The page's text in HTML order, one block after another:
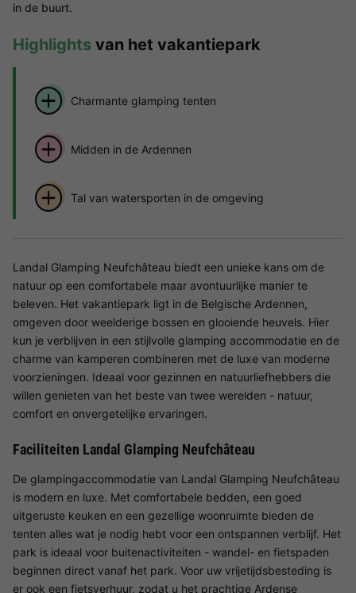
in de buurt.
Highlights van het vakantiepark
Charmante glamping tenten
Midden in de Ardennen
Tal van watersporten in de omgeving
Landal Glamping Neufchâteau biedt een unieke kans om de
natuur op een comfortabele maar avontuurlijke manier te
beleven. Het vakantiepark ligt in de Belgische Ardennen,
omgeven door weelderige bossen en glooiende heuvels. Hier
kun je verblijven in een stijlvolle glamping accommodatie en de
charme van kamperen combineren met de luxe van moderne
voorzieningen. Ideaal voor gezinnen en natuurliefhebbers die
willen genieten van het beste van twee werelden - natuur,
comfort en onvergetelijke ervaringen.
Faciliteiten Landal Glamping Neufchâteau
De glampingaccommodatie van Landal Glamping Neufchâteau
is modern en luxe. Met comfortabele bedden, een goed
uitgeruste keuken en een gezellige woonruimte bieden de
tenten alles wat je nodig hebt voor een ontspannen verblijf. Het
park is ideaal voor buitenactiviteiten - wandel- en fietspaden
beginnen direct vanaf het park. Voor uw vrijetijdsbesteding is
er ook een fietsverhuur, zodat u het prachtige Ardense